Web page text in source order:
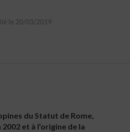
le 20/03/2019
du Statut de Rome,
et à l’origine de la